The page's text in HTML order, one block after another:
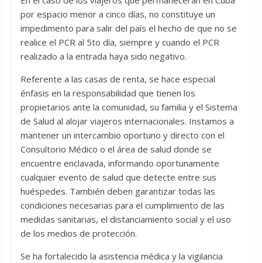
por espacio menor a cinco días, no constituye un
impedimento para salir del país el hecho de que no se
realice el PCR al 5to día, siempre y cuando el PCR
realizado a la entrada haya sido negativo.
Referente a las casas de renta, se hace especial
énfasis en la responsabilidad que tienen los
propietarios ante la comunidad, su familia y el Sistema
de Salud al alojar viajeros internacionales. Instamos a
mantener un intercambio oportuno y directo con el
Consultorio Médico o el área de salud donde se
encuentre enclavada, informando oportunamente
cualquier evento de salud que detecte entre sus
huéspedes. También deben garantizar todas las
condiciones necesarias para el cumplimiento de las
medidas sanitarias, el distanciamiento social y el uso
de los medios de protección.
Se ha fortalecido la asistencia médica y la vigilancia